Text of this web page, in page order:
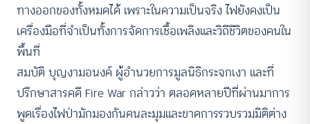
ทางออกของทั้งหมดได้ เพราะในความเป็นจริง ไฟยังคงเป็น
เครื่องมือที่จำเป็นทั้งการจัดการเชื้อเพลิงและวิถีชีวิตของคนใน
พื้นที่
สมบัติ บุญงามอนงค์ ผู้อำนวยการมูลนิธิกระจกเงา และที่
ปรึกษาสารคดี Fire War กล่าวว่า ตลอดหลายปีที่ผ่านมาการ
พูดเรื่องไฟป่ามักมองกันคนละมุมและขาดการรวบรวมมิติต่าง